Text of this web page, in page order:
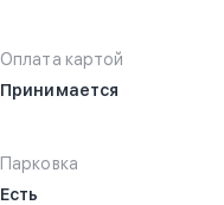
Оплата картой
Принимается
Парковка
Есть